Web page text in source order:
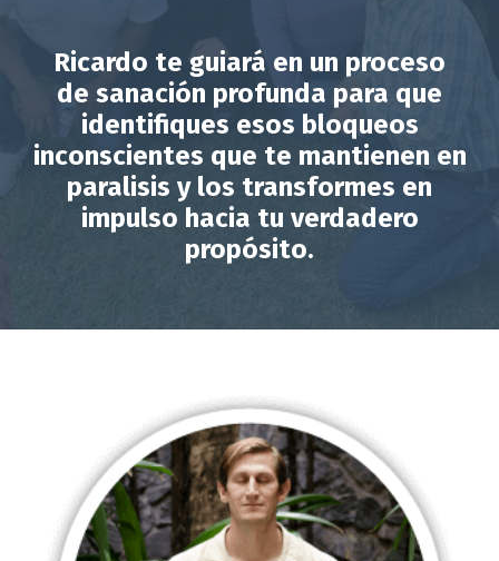
Ricardo te guiará en un proceso
de sanación profunda para que
identifiques esos bloqueos
inconscientes que te mantienen en
paralisis y los transformes en
impulso hacia tu verdadero
propósito.